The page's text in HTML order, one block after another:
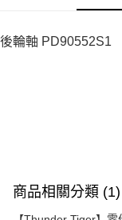
每筆NT$100，滿
後輪軸 PD90552S1
商品相關分類 (1)